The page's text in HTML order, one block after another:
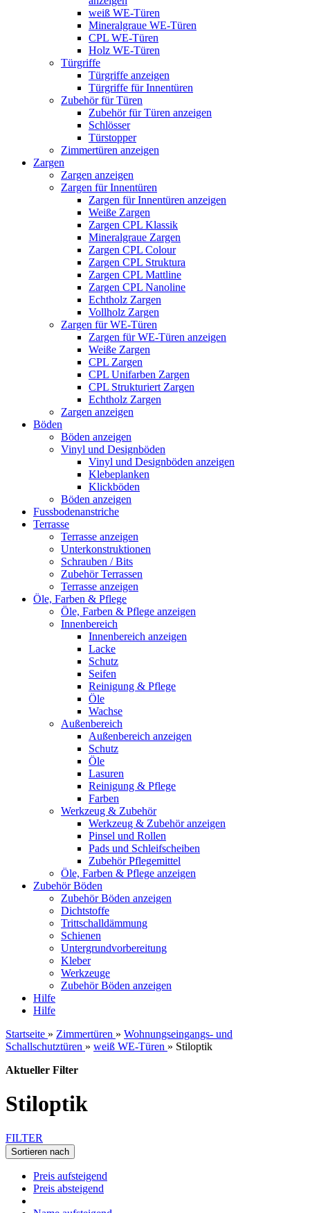
weiß WE-Türen
Mineralgraue WE-Türen
CPL WE-Türen
Holz WE-Türen
Türgriffe
Türgriffe anzeigen
Türgriffe für Innentüren
Zubehör für Türen
Zubehör für Türen anzeigen
Schlösser
Türstopper
Zimmertüren anzeigen
Zargen
Zargen anzeigen
Zargen für Innentüren
Zargen für Innentüren anzeigen
Weiße Zargen
Zargen CPL Klassik
Mineralgraue Zargen
Zargen CPL Colour
Zargen CPL Struktura
Zargen CPL Mattline
Zargen CPL Nanoline
Echtholz Zargen
Vollholz Zargen
Zargen für WE-Türen
Zargen für WE-Türen anzeigen
Weiße Zargen
CPL Zargen
CPL Unifarben Zargen
CPL Strukturiert Zargen
Echtholz Zargen
Zargen anzeigen
Böden
Böden anzeigen
Vinyl und Designböden
Vinyl und Designböden anzeigen
Klebeplanken
Klickböden
Böden anzeigen
Fussbodenanstriche
Terrasse
Terrasse anzeigen
Unterkonstruktionen
Schrauben / Bits
Zubehör Terrassen
Terrasse anzeigen
Öle, Farben & Pflege
Öle, Farben & Pflege anzeigen
Innenbereich
Innenbereich anzeigen
Lacke
Schutz
Seifen
Reinigung & Pflege
Öle
Wachse
Außenbereich
Außenbereich anzeigen
Schutz
Öle
Lasuren
Reinigung & Pflege
Farben
Werkzeug & Zubehör
Werkzeug & Zubehör anzeigen
Pinsel und Rollen
Pads und Schleifscheiben
Zubehör Pflegemittel
Öle, Farben & Pflege anzeigen
Zubehör Böden
Zubehör Böden anzeigen
Dichtstoffe
Trittschalldämmung
Schienen
Untergrundvorbereitung
Kleber
Werkzeuge
Zubehör Böden anzeigen
Hilfe
Hilfe
Startseite » Zimmertüren » Wohnungseingangs- und
Schallschutztüren » weiß WE-Türen » Stiloptik
Aktueller Filter
Stiloptik
FILTER
Sortieren nach
Preis aufsteigend
Preis absteigend